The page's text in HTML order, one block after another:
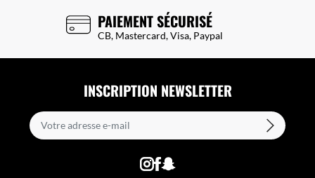
PAIEMENT SÉCURISÉ
CB, Mastercard, Visa, Paypal
INSCRIPTION NEWSLETTER